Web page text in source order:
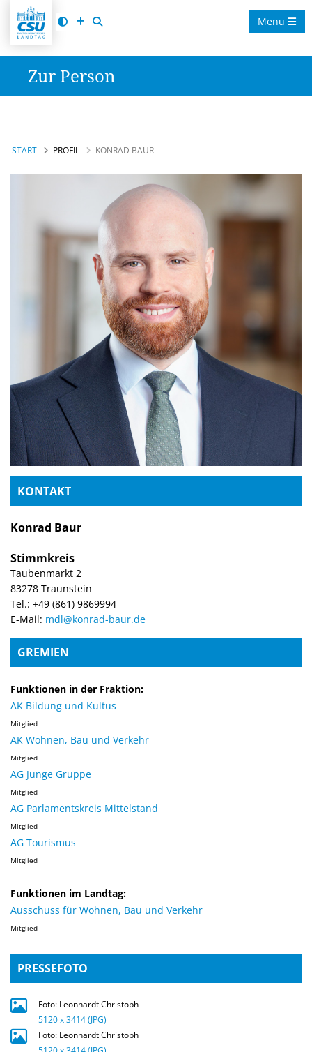
Menu
Zur Person
START PROFIL KONRAD BAUR
KONTAKT
Konrad Baur
Stimmkreis
Taubenmarkt 2
83278 Traunstein
Tel.: +49 (861) 9869994‬
E-Mail: mdl@konrad-baur.de
GREMIEN
Funktionen in der Fraktion:
AK Bildung und Kultus
Mitglied
AK Wohnen, Bau und Verkehr
Mitglied
AG Junge Gruppe
Mitglied
AG Parlamentskreis Mittelstand
Mitglied
AG Tourismus
Mitglied
Funktionen im Landtag:
Ausschuss für Wohnen, Bau und Verkehr
Mitglied
PRESSEFOTO
Foto: Leonhardt Christoph
5120 x 3414 (JPG)
Foto: Leonhardt Christoph